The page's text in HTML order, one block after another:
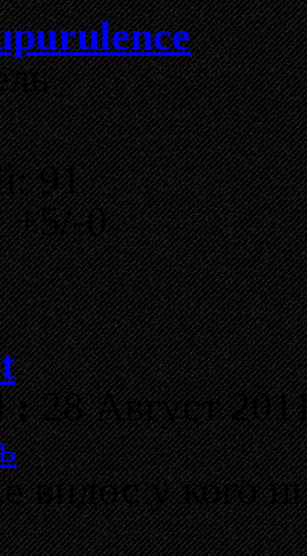
91
+5/-0
:28 Август
видос у кого